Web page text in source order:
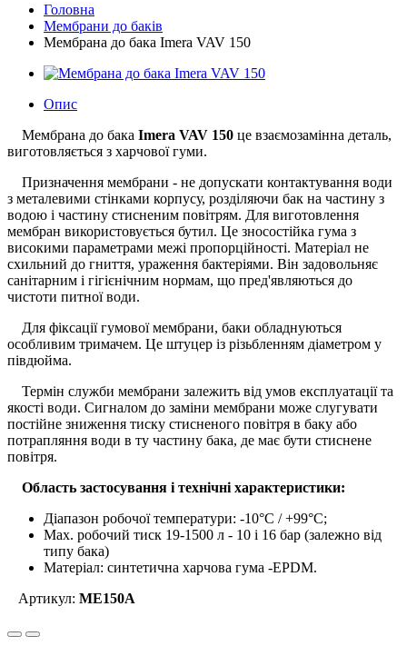
Головна
Мембрани до баків
Мембрана до бака Imera VAV 150
Опис
Мембрана до бака Imera VAV 150 це взаємозамінна деталь,
виготовляється з харчової гуми.
Призначення мембрани - не допускати контактування води
з металевими стінками корпусу, розділяючи бак на частину з
водою і частину стисненим повітрям. Для виготовлення
мембран використовується бутил. Це зносостійка гума з
високими параметрами межі пропорційності. Матеріал не
схильний до гниття, ураження бактеріями. Він задовольняє
санітарним і гігієнічним нормам, що пред'являються до
чистоти питної води.
Для фіксації гумової мембрани, баки обладнуються
особливим тримачем. Це штуцер із різьбленням діаметром у
півдюйма.
Термін служби мембрани залежить від умов експлуатації та
якості води. Сигналом до заміни мембрани може слугувати
постійне зниження тиску стисненого повітря в баку або
потрапляння води в ту частину бака, де має бути стиснене
повітря.
Область застосування і технічні характеристики:
Діапазон робочої температури: -10°С / +99°С;
Max. робочий тиск 19-1500 л - 10 і 16 бар (залежно від
типу бака)
Матеріал: синтетична харчова гума -EPDM.
Артикул: ME150A